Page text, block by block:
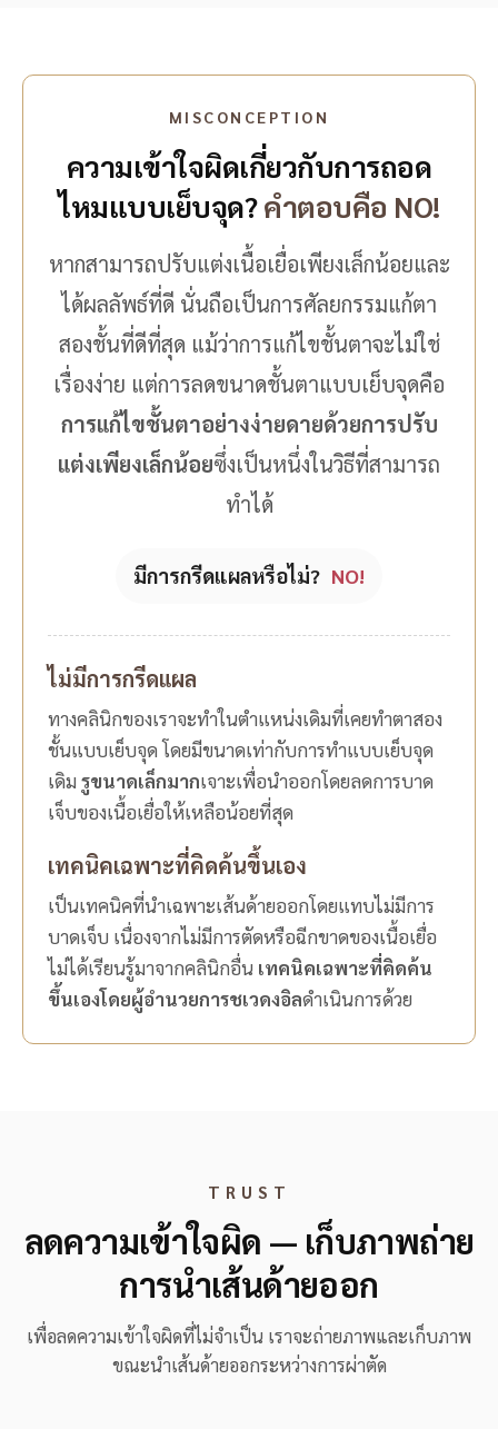
MISCONCEPTION
ความเข้าใจผิดเกี่ยวกับการถอด
ไหมแบบเย็บจุด?คำตอบคือ NO!
หากสามารถปรับแต่งเนื้อเยื่อเพียงเล็กน้อยและ
ได้ผลลัพธ์ที่ดี นั่นถือเป็นการศัลยกรรมแก้ตา
สองชั้นที่ดีที่สุด แม้ว่าการแก้ไขชั้นตาจะไม่ใช่
เรื่องง่าย แต่การลดขนาดชั้นตาแบบเย็บจุดคือ
การแก้ไขชั้นตาอย่างง่ายดายด้วยการปรับ
แต่งเพียงเล็กน้อยซึ่งเป็นหนึ่งในวิธีที่สามารถ
ทำได้
มีการกรีดแผลหรือไม่? NO!
ไม่มีการกรีดแผล
ทางคลินิกของเราจะทำในตำแหน่งเดิมที่เคยทำตาสอง
ชั้นแบบเย็บจุด โดยมีขนาดเท่ากับการทำแบบเย็บจุด
เดิม รูขนาดเล็กมากเจาะเพื่อนำออกโดยลดการบาด
เจ็บของเนื้อเยื่อให้เหลือน้อยที่สุด
เทคนิคเฉพาะที่คิดค้นขึ้นเอง
เป็นเทคนิคที่นำเฉพาะเส้นด้ายออกโดยแทบไม่มีการ
บาดเจ็บ เนื่องจากไม่มีการตัดหรือฉีกขาดของเนื้อเยื่อ
ไม่ได้เรียนรู้มาจากคลินิกอื่น เทคนิคเฉพาะที่คิดค้น
ขึ้นเองโดยผู้อำนวยการชเวดงอิลดำเนินการด้วย
TRUST
ลดความเข้าใจผิด — เก็บภาพถ่าย
การนำเส้นด้ายออก
เพื่อลดความเข้าใจผิดที่ไม่จำเป็น เราจะถ่ายภาพและเก็บภาพ
ขณะนำเส้นด้ายออกระหว่างการผ่าตัด